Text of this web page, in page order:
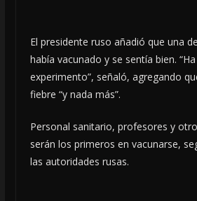
El presidente ruso añadió que una
había vacunado y se sentía bien.
experimento”, señaló, agregando
fiebre “y nada más”.
Personal sanitario, profesores y
serán los primeros en vacunarse,
las autoridades rusas.